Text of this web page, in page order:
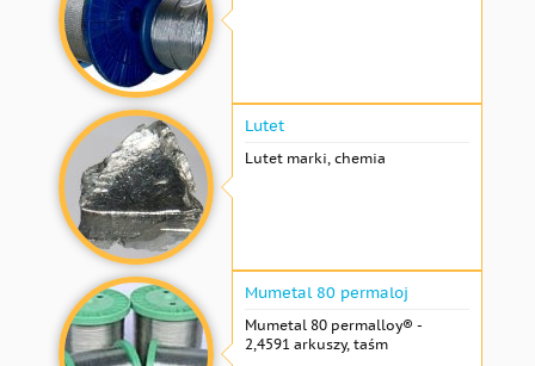
Lutet
Lutet marki, chemia
Mumetal 80 permaloj
Mumetal 80 permalloy® -
2,4591 arkuszy, taśm